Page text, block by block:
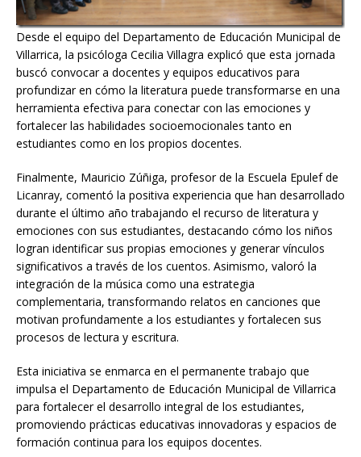
Desde el equipo del Departamento de Educación Municipal de
Villarrica, la psicóloga Cecilia Villagra explicó que esta jornada
buscó convocar a docentes y equipos educativos para
profundizar en cómo la literatura puede transformarse en una
herramienta efectiva para conectar con las emociones y
fortalecer las habilidades socioemocionales tanto en
estudiantes como en los propios docentes.
Finalmente, Mauricio Zúñiga, profesor de la Escuela Epulef de
Licanray, comentó la positiva experiencia que han desarrollado
durante el último año trabajando el recurso de literatura y
emociones con sus estudiantes, destacando cómo los niños
logran identificar sus propias emociones y generar vínculos
significativos a través de los cuentos. Asimismo, valoró la
integración de la música como una estrategia
complementaria, transformando relatos en canciones que
motivan profundamente a los estudiantes y fortalecen sus
procesos de lectura y escritura.
Esta iniciativa se enmarca en el permanente trabajo que
impulsa el Departamento de Educación Municipal de Villarrica
para fortalecer el desarrollo integral de los estudiantes,
promoviendo prácticas educativas innovadoras y espacios de
formación continua para los equipos docentes.